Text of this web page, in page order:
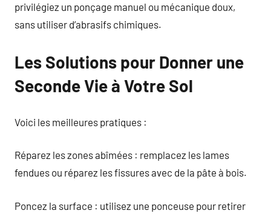
privilégiez un ponçage manuel ou mécanique doux,
sans utiliser d’abrasifs chimiques.
Les Solutions pour Donner une
Seconde Vie à Votre Sol
Voici les meilleures pratiques :
Réparez les zones abîmées : remplacez les lames
fendues ou réparez les fissures avec de la pâte à bois.
Poncez la surface : utilisez une ponceuse pour retirer